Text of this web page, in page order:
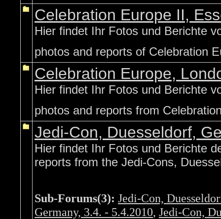
Celebration Europe II,
Hier findet Ihr Fotos und Berichte
photos and reports of Celebration
Celebration Europe,
Hier findet Ihr Fotos und Berichte
photos and reports from
Jedi-Con, Duesseldorf,
Hier findet Ihr Fotos und Berichte
reports from the Jedi-Cons,
Sub-Forums(3): Jedi-Con,
Germany, 3.4. - 5.4.2010, Jedi-Con,